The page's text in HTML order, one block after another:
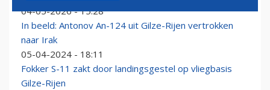
04-05-2026 - 15:28
In beeld: Antonov An-124 uit Gilze-Rijen vertrokken
naar Irak
05-04-2024 - 18:11
Fokker S-11 zakt door landingsgestel op vliegbasis
Gilze-Rijen